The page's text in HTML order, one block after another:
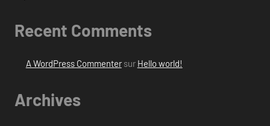
Recent Comments
A WordPress Commentersur Hello world!
Archives